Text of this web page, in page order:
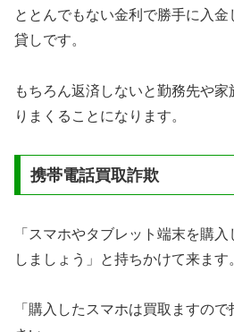
ととんでもない金利で勝手に入
貸しです。
もちろん返済しないと勤務先や
りまくることになります。
携帯電話買取詐欺
「スマホやタブレット端末を購
しましょう」と持ちかけて来ます
「購入したスマホは買取ますの